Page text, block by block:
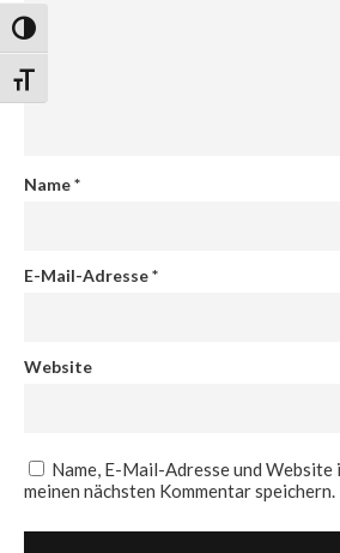
Umschalten auf hohe Kontraste
Schrift vergrößern
Name*
E-Mail-Adresse*
Website
Name, E-Mail-Adresse und
meinen nächsten Kommentar speichern.